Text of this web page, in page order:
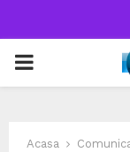
PRIMARY
Acasa